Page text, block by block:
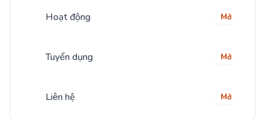
Hoạt động Mở
Tuyển dụng Mở
Liên hệ Mở